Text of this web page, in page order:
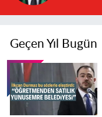
Geçen Yıl Bugün